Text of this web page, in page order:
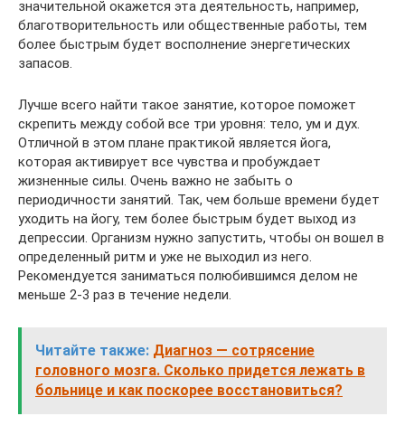
значительной окажется эта деятельность, например,
благотворительность или общественные работы, тем
более быстрым будет восполнение энергетических
запасов.
Лучше всего найти такое занятие, которое поможет
скрепить между собой все три уровня: тело, ум и дух.
Отличной в этом плане практикой является йога,
которая активирует все чувства и пробуждает
жизненные силы. Очень важно не забыть о
периодичности занятий. Так, чем больше времени будет
уходить на йогу, тем более быстрым будет выход из
депрессии. Организм нужно запустить, чтобы он вошел в
определенный ритм и уже не выходил из него.
Рекомендуется заниматься полюбившимся делом не
меньше 2-3 раз в течение недели.
Читайте также: Диагноз — сотрясение
головного мозга. Сколько придется лежать в
больнице и как поскорее восстановиться?